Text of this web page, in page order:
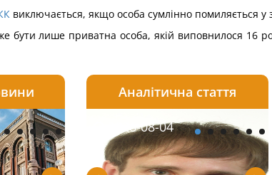
виключається, якщо особа сумлінно помиляється у
бути лише приватна особа, якій виповнилося 16
2026-08-06
Аналітична стаття
2026-08-04
2026-08-05